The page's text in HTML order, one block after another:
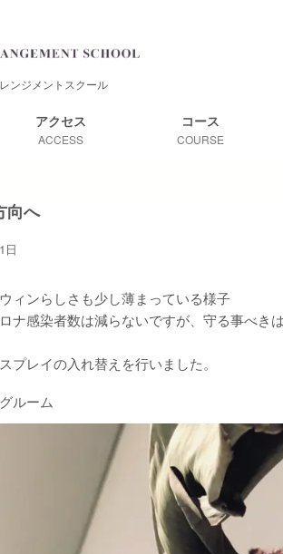
ンジメントスクール
アクセス
ACCESS
コース
COURSE
向へ
日
ィンらしさも少し薄まっている様子
ナ感染者数は減らないですが、守る事べき
プレイの入れ替えを行いました。
ルーム